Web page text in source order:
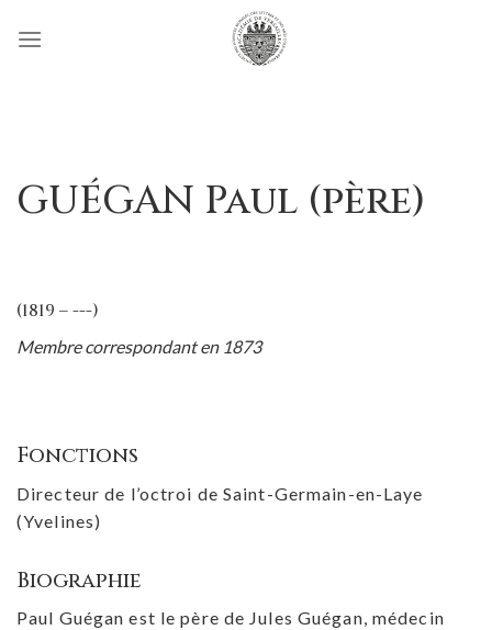
GUÉGAN Paul (père)
(1819 – ---)
Membre correspondant en 1873
Fonctions
Directeur de l’octroi de Saint-Germain-en-Laye
(Yvelines)
Biographie
Paul Guégan est le père de Jules Guégan, médecin